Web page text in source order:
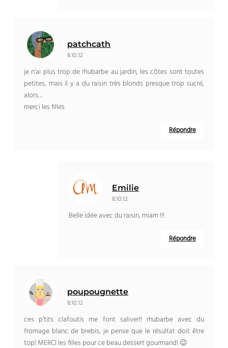
patchcath
8.10.12
je n’ai plus trop de rhubarbe au jardin, les côtes sont toutes
petites, mais il y a du raisin très blonds presque trop sucré,
alors…
merci les filles
Répondre
Emilie
8.10.12
Belle idée avec du raisin, miam !!!
Répondre
poupougnette
8.10.12
ces p’tits clafoutis me font saliver!! rhubarbe avec du
fromage blanc de brebis, je pense que le résultat doit être
top! MERCI les filles pour ce beau dessert gourmand! 😉